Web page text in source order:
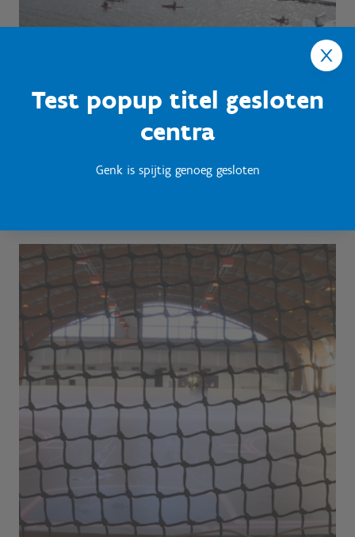
Test popup titel gesloten
centra
Genk is spijtig genoeg gesloten